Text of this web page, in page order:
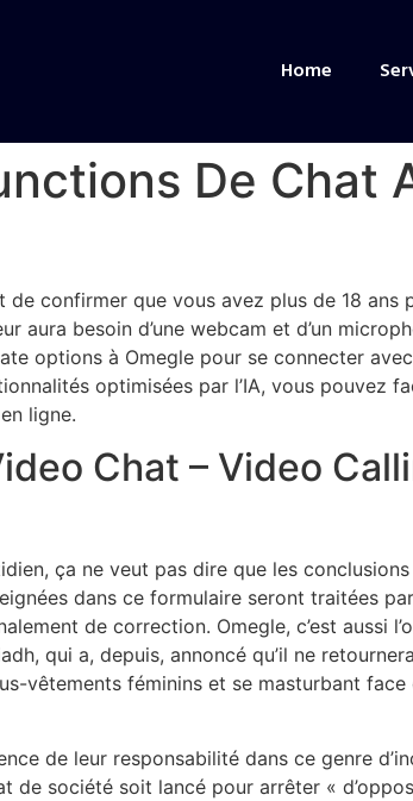
Home
De Chat
confirmer que vous avez plus de 18 ans
aura besoin d’une webcam et d’un
options à Omegle pour se connecter
optimisées par l’IA, vous pouvez
ligne.
Chat – Video
ça ne veut pas dire que les
dans ce formulaire seront traitées
de correction. Omegle, c’est aussi
qui a, depuis, annoncé qu’il ne
vêtements féminins et se masturbant
de leur responsabilité dans ce genre
de société soit lancé pour arrêter «